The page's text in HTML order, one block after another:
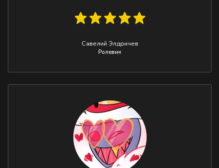
Савелий Элдричев
Ролевик